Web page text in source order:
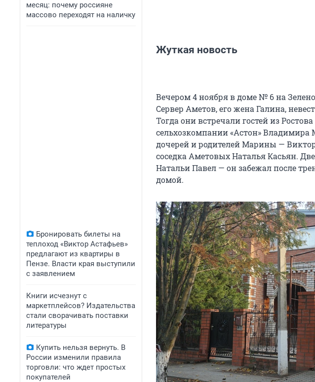
месяц: почему россияне
массово переходят на наличку
Бронировать билеты на
теплоход «Виктор Астафьев»
предлагают из квартиры в
Пензе. Власти края выступили
с заявлением
Книги исчезнут с
маркетплейсов? Издательства
стали сворачивать поставки
литературы
Купить нельзя вернуть. В
России изменили правила
торговли: что ждет простых
покупателей
Жуткая новость
Вечером 4 ноября в доме № 6 на
Сервер Аметов, его жена Галина,
Тогда они встречали гостей из
сельхозкомпании «Астон»
дочерей и родителей Марины —
соседка Аметовых Наталья Касьян.
Натальи Павел — он забежал после
домой.